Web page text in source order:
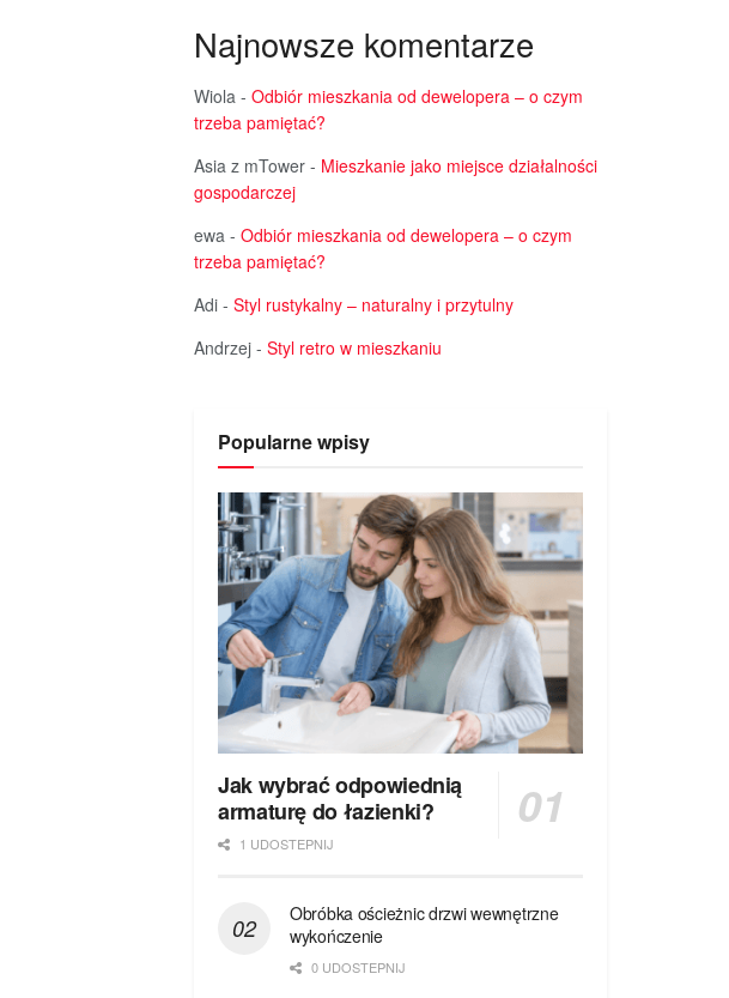
Najnowsze komentarze
Wiola - Odbiór mieszkania od dewelopera – o czym
trzeba pamiętać?
Asia z mTower - Mieszkanie jako miejsce działalności
gospodarczej
ewa - Odbiór mieszkania od dewelopera – o czym
trzeba pamiętać?
Adi - Styl rustykalny – naturalny i przytulny
Andrzej - Styl retro w mieszkaniu
Popularne wpisy
Jak wybrać odpowiednią
armaturę do łazienki?
1 UDOSTEPNIJ
Obróbka ościeżnic drzwi wewnętrzne
wykończenie
0 UDOSTEPNIJ